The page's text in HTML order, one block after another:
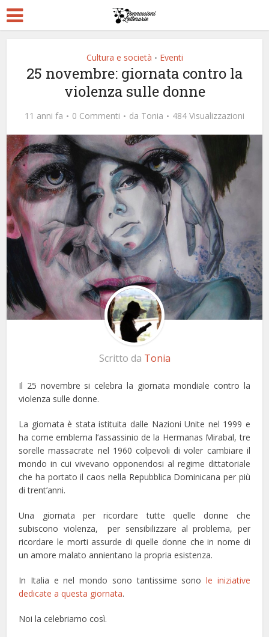
Cultura e società • Eventi
25 novembre: giornata contro la
violenza sulle donne
11 anni fa 0 Commenti da Tonia 484 Visualizzazioni
Scritto da Tonia
Il 25 novembre si celebra la giornata mondiale contro la
violenza sulle donne.
La giornata è stata istituita dalle Nazioni Unite nel 1999 e
ha come emblema l’assassinio de la Hermanas Mirabal, tre
sorelle massacrate nel 1960 colpevoli di voler cambiare il
mondo in cui vivevano opponendosi al regime dittatoriale
che ha portato il caos nella Repubblica Dominicana per più
di trent’anni.
Una giornata per ricordare tutte quelle donne che
subiscono violenza, per sensibilizzare al problema, per
ricordare le morti assurde di quelle donne che in nome di
un amore malato annientano la propria esistenza.
In Italia e nel mondo sono tantissime sonole iniziative
dedicate a questa giornata.
Noi la celebriamo così.